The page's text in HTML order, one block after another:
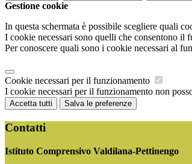
Gestione cookie
In questa schermata è possibile scegliere quali
I cookie necessari sono quelli che consentono il
Per conoscere quali sono i cookie necessari al
Cookie necessari per il funzionamento
I cookie necessari per il funzionamento non
Accetta tutti Salva le preferenze
Contatti
Istituto Comprensivo Valdilana-Pettinengo